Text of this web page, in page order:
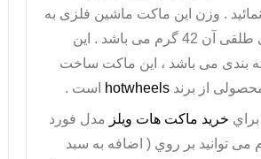
. وزن این ماکت ماشین فلزی به
همراه بسته بندی طلقی آن 42 گرم می باشد . این
بندی می باشد ، این ماکت ساخت
از برند hotwheels است .
خريد ماکت هات ویلز مدل فورد
می توانيد بر روي ( اضافه به سبد